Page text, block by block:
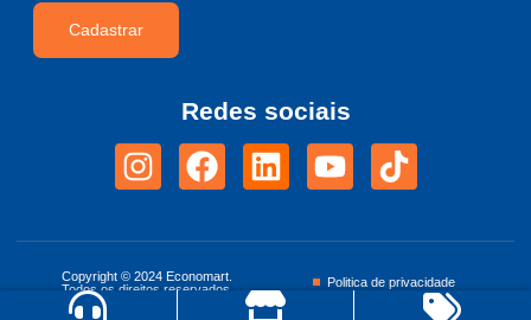
Cadastrar
Redes sociais
Copyright © 2024 Economart.
Todos os direitos reservados.
Politica de privacidade
Termos de uso